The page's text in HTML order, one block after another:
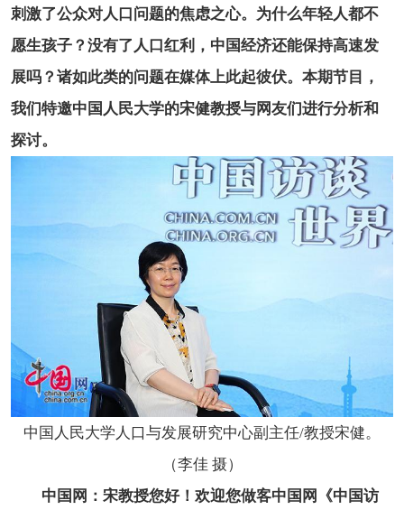
刺激了公众对人口问题的焦虑之心。为什么年轻人都不
愿生孩子？没有了人口红利，中国经济还能保持高速发
展吗？诸如此类的问题在媒体上此起彼伏。本期节目，
我们特邀中国人民大学的宋健教授与网友们进行分析和
探讨。
中国人民大学人口与发展研究中心副主任/教授宋健。
（李佳 摄）
中国网：宋教授您好！欢迎您做客中国网《中国访